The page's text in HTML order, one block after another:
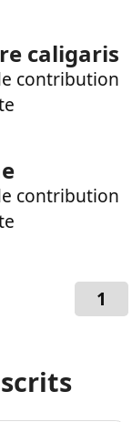
caligaris
contribution
contribution
1